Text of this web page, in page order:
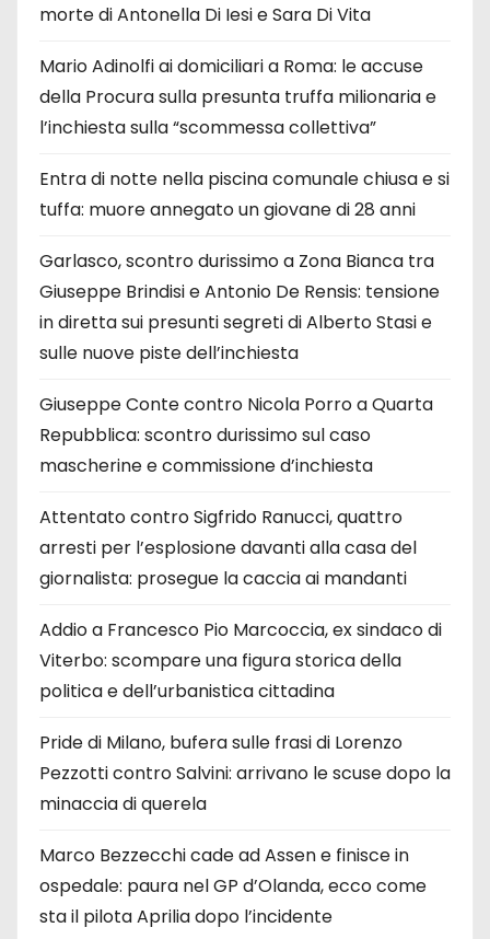
morte di Antonella Di Iesi e Sara Di Vita
Mario Adinolfi ai domiciliari a Roma: le accuse
della Procura sulla presunta truffa milionaria e
l’inchiesta sulla “scommessa collettiva”
Entra di notte nella piscina comunale chiusa e si
tuffa: muore annegato un giovane di 28 anni
Garlasco, scontro durissimo a Zona Bianca tra
Giuseppe Brindisi e Antonio De Rensis: tensione
in diretta sui presunti segreti di Alberto Stasi e
sulle nuove piste dell’inchiesta
Giuseppe Conte contro Nicola Porro a Quarta
Repubblica: scontro durissimo sul caso
mascherine e commissione d’inchiesta
Attentato contro Sigfrido Ranucci, quattro
arresti per l’esplosione davanti alla casa del
giornalista: prosegue la caccia ai mandanti
Addio a Francesco Pio Marcoccia, ex sindaco di
Viterbo: scompare una figura storica della
politica e dell’urbanistica cittadina
Pride di Milano, bufera sulle frasi di Lorenzo
Pezzotti contro Salvini: arrivano le scuse dopo la
minaccia di querela
Marco Bezzecchi cade ad Assen e finisce in
ospedale: paura nel GP d’Olanda, ecco come
sta il pilota Aprilia dopo l’incidente